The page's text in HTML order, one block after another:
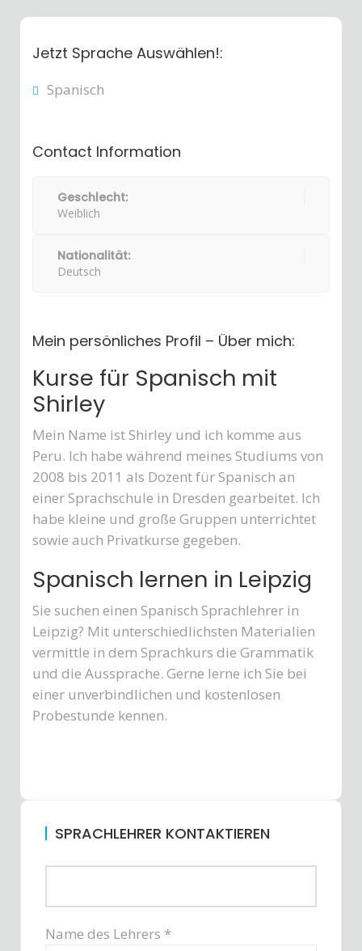
Jetzt Sprache Auswählen!:
Spanisch
Contact Information
Geschlecht:
Weiblich
Nationalität:
Deutsch
Mein persönliches Profil – Über mich:
Kurse für Spanisch mit
Shirley
Mein Name ist Shirley und ich komme aus
Peru. Ich habe während meines Studiums von
2008 bis 2011 als Dozent für Spanisch an
einer Sprachschule in Dresden gearbeitet. Ich
habe kleine und große Gruppen unterrichtet
sowie auch Privatkurse gegeben.
Spanisch lernen in Leipzig
Sie suchen einen Spanisch Sprachlehrer in
Leipzig? Mit unterschiedlichsten Materialien
vermittle in dem Sprachkurs die Grammatik
und die Aussprache. Gerne lerne ich Sie bei
einer unverbindlichen und kostenlosen
Probestunde kennen.
SPRACHLEHRER KONTAKTIEREN
Name des Lehrers *